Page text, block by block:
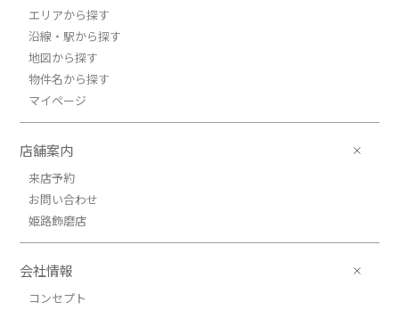
エリアから探す
沿線・駅から探す
地図から探す
物件名から探す
マイページ
店舗案内
来店予約
お問い合わせ
姫路飾磨店
会社情報
コンセプト